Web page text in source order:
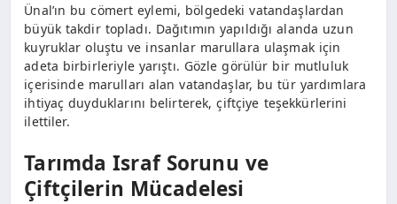
Ünal’ın bu cömert eylemi, bölgedeki vatandaşlardan
büyük takdir topladı. Dağıtımın yapıldığı alanda uzun
kuyruklar oluştu ve insanlar marullara ulaşmak için
adeta birbirleriyle yarıştı. Gözle görülür bir mutluluk
içerisinde marulları alan vatandaşlar, bu tür yardımlara
ihtiyaç duyduklarını belirterek, çiftçiye teşekkürlerini
ilettiler.
Tarımda Israf Sorunu ve
Çiftçilerin Mücadelesi